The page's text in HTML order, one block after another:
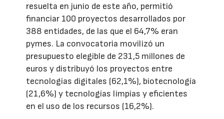
resuelta en junio de este año, permitió
financiar 100 proyectos desarrollados por
388 entidades, de las que el 64,7% eran
pymes. La convocatoria movilizó un
presupuesto elegible de 231,5 millones de
euros y distribuyó los proyectos entre
tecnologías digitales (62,1%), biotecnología
(21,6%) y tecnologías limpias y eficientes
en el uso de los recursos (16,2%).